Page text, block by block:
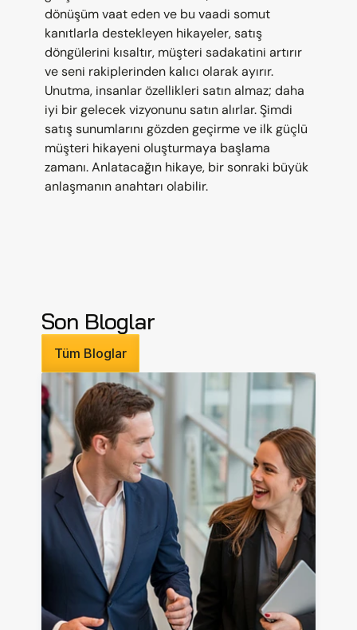
dönüşüm vaat eden ve bu vaadi somut
kanıtlarla destekleyen hikayeler, satış
döngülerini kısaltır, müşteri sadakatini artırır
ve seni rakiplerinden kalıcı olarak ayırır.
Unutma, insanlar özellikleri satın almaz; daha
iyi bir gelecek vizyonunu satın alırlar. Şimdi
satış sunumlarını gözden geçirme ve ilk güçlü
müşteri hikayeni oluşturmaya başlama
zamanı. Anlatacağın hikaye, bir sonraki büyük
anlaşmanın anahtarı olabilir.
Son Bloglar
Tüm Bloglar